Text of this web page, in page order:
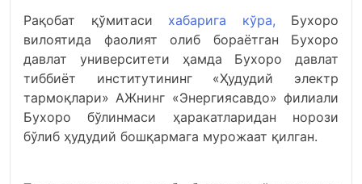
Рақобат қўмитаси хабарига кўра, Бухоро
вилоятида фаолият олиб бораётган Бухоро
давлат университети ҳамда Бухоро давлат
тиббиёт институтининг «Ҳудудий электр
тармоқлари» АЖнинг «Энергиясавдо» филиали
Бухоро бўлинмаси ҳаракатларидан норози
бўлиб ҳудудий бошқармага мурожаат қилган.